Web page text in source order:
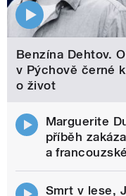
Benzína Dehtov.
v Pýchově černé
o život
Marguerite
příběh
a
Smrt v lese,